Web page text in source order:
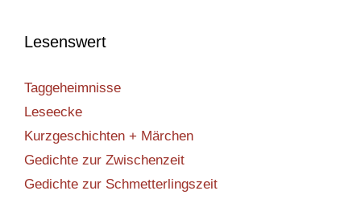
Lesenswert
Taggeheimnisse
Leseecke
Kurzgeschichten + Märchen
Gedichte zur Zwischenzeit
Gedichte zur Schmetterlingszeit